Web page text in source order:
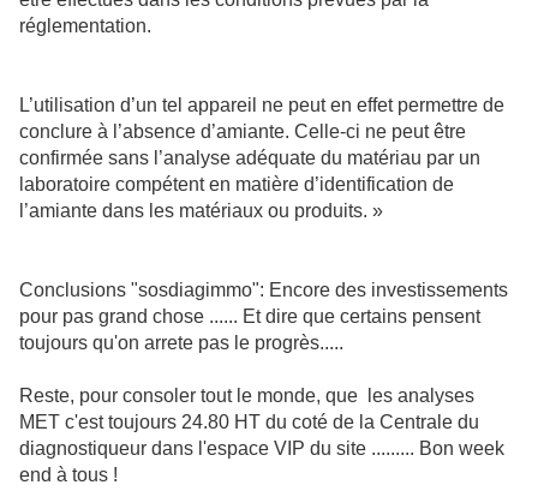
réglementation.
L’utilisation d’un tel appareil ne peut en effet permettre de
conclure à l’absence d’amiante. Celle-ci ne peut être
confirmée sans l’analyse adéquate du matériau par un
laboratoire compétent en matière d’identification de
l’amiante dans les matériaux ou produits. »
Conclusions "sosdiagimmo": Encore des investissements
pour pas grand chose ...... Et dire que certains pensent
toujours qu'on arrete pas le progrès.....
Reste, pour consoler tout le monde, que les analyses
MET c'est toujours 24.80 HT du coté de la Centrale du
diagnostiqueur dans l'espace VIP du site ......... Bon week
end à tous !